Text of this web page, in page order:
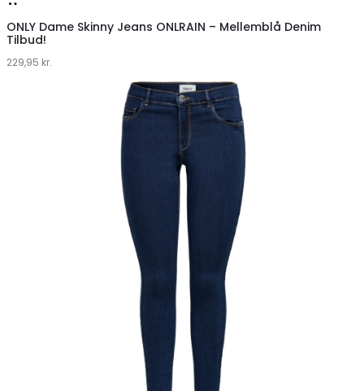
hos
ONLY Dame Skinny Jeans ONLRAIN – Mellemblå Denim
Tilbud!
229,95 kr.